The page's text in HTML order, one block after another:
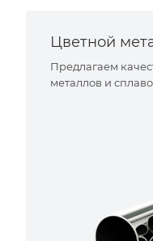
Цветной
Предлагаем
металлов и